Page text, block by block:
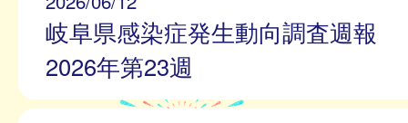
岐阜県感染症発生動向調査週報
2026年第23週